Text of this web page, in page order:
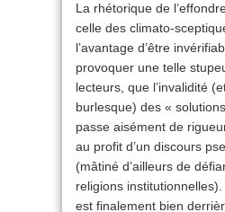
La rhétorique de
celle des climato-
l’avantage d’être
provoquer une telle
lecteurs, que l’invalidité
burlesque) des «
passe aisément de
au profit d’un discours
(mâtiné d’ailleurs de
religions institutionnelles).
est finalement bien